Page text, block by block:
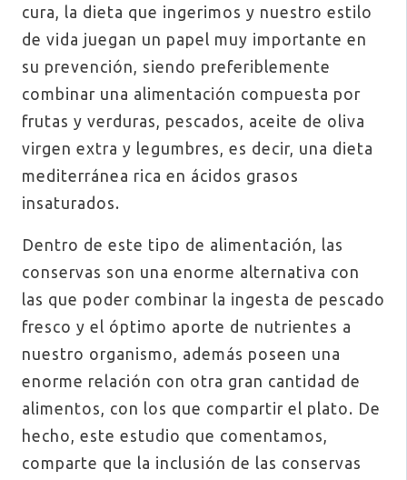
cura, la dieta que ingerimos y nuestro estilo
de vida juegan un papel muy importante en
su prevención, siendo preferiblemente
combinar una alimentación compuesta por
frutas y verduras, pescados, aceite de oliva
virgen extra y legumbres, es decir, una dieta
mediterránea rica en ácidos grasos
insaturados.
Dentro de este tipo de alimentación, las
conservas son una enorme alternativa con
las que poder combinar la ingesta de pescado
fresco y el óptimo aporte de nutrientes a
nuestro organismo, además poseen una
enorme relación con otra gran cantidad de
alimentos, con los que compartir el plato. De
hecho, este estudio que comentamos,
comparte que la inclusión de las conservas